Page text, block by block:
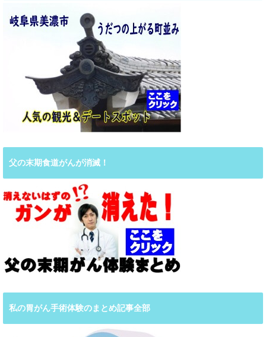
父の末期食道がんが消滅！
私の胃がん手術体験のまとめ記事全部